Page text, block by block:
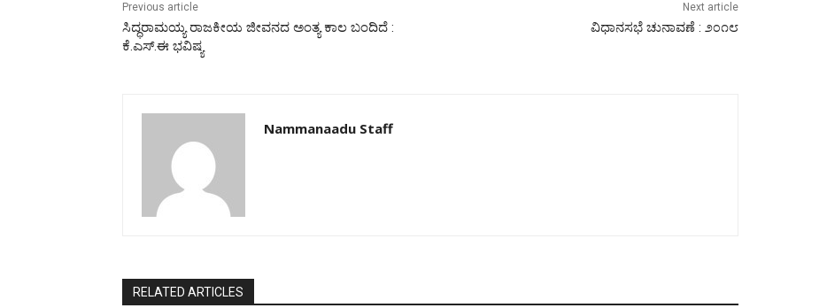
Previous article
ಸಿದ್ಧರಾಮಯ್ಯ ರಾಜಕೀಯ ಜೀವನದ ಅಂತ್ಯ ಕಾಲ ಬಂದಿದೆ :
ಕೆ.ಎಸ್.ಈ ಭವಿಷ್ಯ
Next article
ವಿಧಾನಸಭೆ ಚುನಾವಣೆ : ೨೦೧೮
Nammanaadu Staff
RELATED ARTICLES